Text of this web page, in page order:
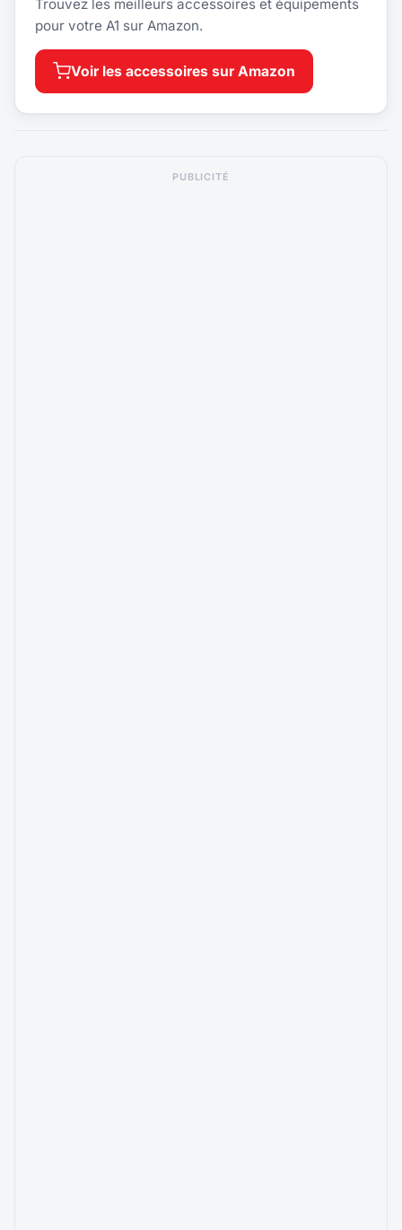
Trouvez les meilleurs accessoires et équipements
pour votre A1 sur Amazon.
Voir les accessoires sur Amazon
PUBLICITÉ